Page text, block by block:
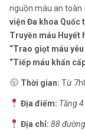
nguồn máu an toàn
viện Đa khoa Quốc
Truyền máu Huyết
“Trao giọt máu
“Tiếp máu khẩn
Thời gian: Từ
Địa điểm: Tầng
Địa chỉ: 88